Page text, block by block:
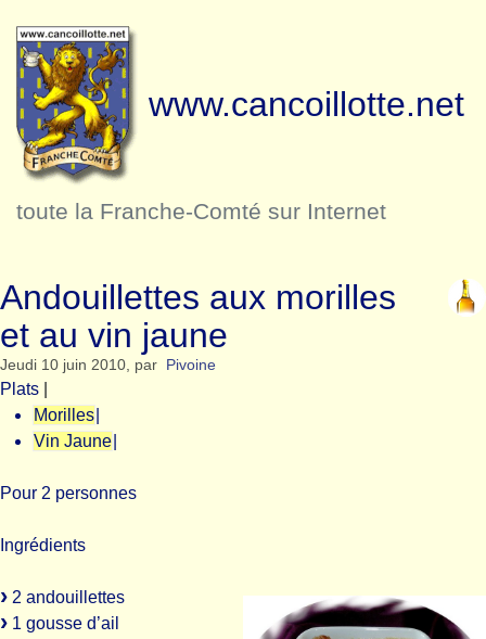
www.cancoillotte.net
toute la Franche-Comté sur Internet
Andouillettes aux morilles
et au vin jaune
Jeudi 10 juin 2010, par Pivoine
Plats
Morilles
Vin Jaune
Pour 2 personnes
Ingrédients
2 andouillettes
1 gousse d’ail